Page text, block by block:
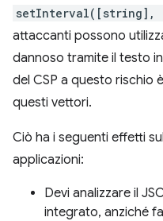
attaccanti possono
dannoso tramite il testo
del CSP a questo rischio
questi vettori.
Ciò ha i seguenti effetti
applicazioni:
Devi analizzare il
integrato, anziché